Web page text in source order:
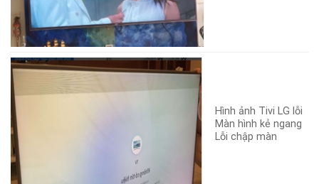
Hình ảnh Tivi LG lỗi
Màn hình kẻ ngang
Lỗi chập màn